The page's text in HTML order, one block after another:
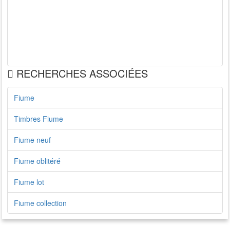
RECHERCHES ASSOCIÉES
Fiume
Timbres Fiume
Fiume neuf
Fiume oblitéré
Fiume lot
Fiume collection